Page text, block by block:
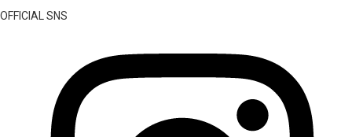
OFFICIAL SNS